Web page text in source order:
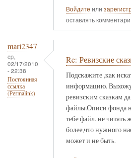
Войдите или
оставлять
mari2347
ср,
02/17/2010
- 22:38
Постоянная
ссылка
(Permalink)
Re: Ревизские
Подскажите ,как
информацию.
ревизским сказкам
файлы.Описи фонда
тебе файл. не читать
более,что нужного
может и не быть.